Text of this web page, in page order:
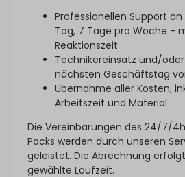
Professionellen Support
Tag, 7 Tage pro Woche -
Reaktionszeit
Technikereinsatz und/
nächsten Geschäftstag
Übernahme aller Kosten,
Arbeitszeit und Material
Die Vereinbarungen des 24/7/
Packs werden durch unseren
geleistet. Die Abrechnung
gewählte Laufzeit.